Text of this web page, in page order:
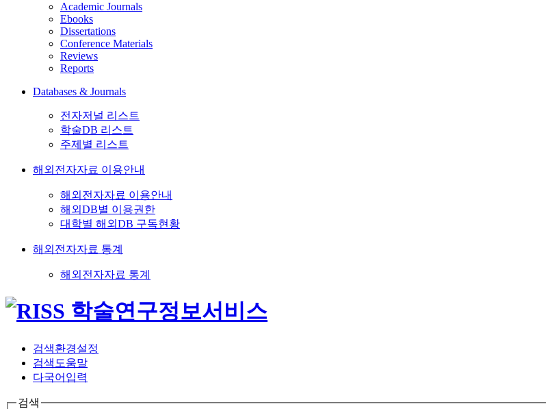
Academic Journals
Ebooks
Dissertations
Conference Materials
Reviews
Reports
Databases & Journals
전자저널 리스트
학술DB 리스트
주제별 리스트
해외전자자료 이용안내
해외전자자료 이용안내
해외DB별 이용권한
대학별 해외DB 구독현황
해외전자자료 통계
해외전자자료 통계
검색환경설정
검색도움말
다국어입력
검색